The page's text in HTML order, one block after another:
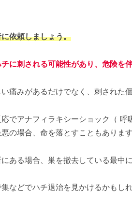
依頼しましょう。
に刺される可能性があり、危険を
痛みがあるだけでなく、刺された
でアナフィラキシーショック（
の場合、命を落とすこともあります
ある場合、巣を撤去している最中
などでハチ退治を見かけるかもし